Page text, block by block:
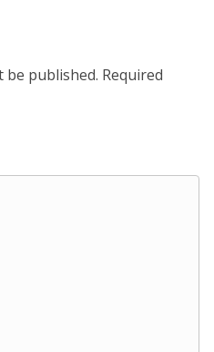
be published. Required